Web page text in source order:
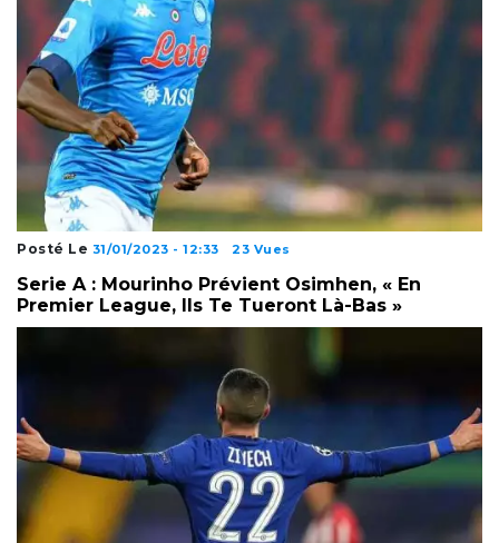
Posté Le 31/01/2023 - 12:33 23 Vues
Serie A : Mourinho Prévient Osimhen, « En
Premier League, Ils Te Tueront Là-Bas »